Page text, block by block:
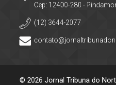
Cep: 12400-280 -
(12) 3644-2077
© 2026 Jornal Tribuna do